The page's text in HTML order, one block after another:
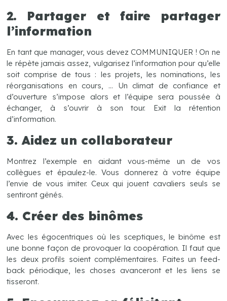
2. Partager et faire partager
l’information
En tant que manager, vous devez COMMUNIQUER ! On ne
le répète jamais assez, vulgarisez l’information pour qu’elle
soit comprise de tous : les projets, les nominations, les
réorganisations en cours, … Un climat de confiance et
d’ouverture s’impose alors et l’équipe sera poussée à
échanger, à s’ouvrir à son tour. Exit la rétention
d’information.
3. Aidez un collaborateur
Montrez l’exemple en aidant vous-même un de vos
collègues et épaulez-le. Vous donnerez à votre équipe
l’envie de vous imiter. Ceux qui jouent cavaliers seuls se
sentiront gênés.
4. Créer des binômes
Avec les égocentriques où les sceptiques, le binôme est
une bonne façon de provoquer la coopération. Il faut que
les deux profils soient complémentaires. Faites un feed-
back périodique, les choses avanceront et les liens se
tisseront.